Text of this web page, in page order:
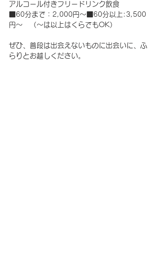
アルコール付きフリードリンク飲食
■60分まで：2,000円～■60分以上:3,500
円～　（～は以上はくらでもOK）
ぜひ、普段は出会えないものに出会いに、ふ
らりとお越しください。